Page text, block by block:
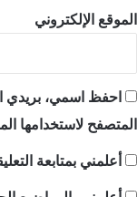
الموقع الإلكتروني
احفظ اسمي، بريدي
المتصفح لاستخدامها
أعلمني بمتابعة